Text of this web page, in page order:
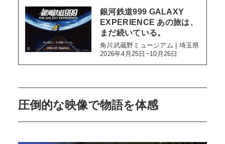
銀河鉄道999 GALAXY
EXPERIENCE あの旅は、
まだ続いている。
角川武蔵野ミュージアム | 埼玉県
2026年4月25日~10月26日
圧倒的な映像で物語を体感